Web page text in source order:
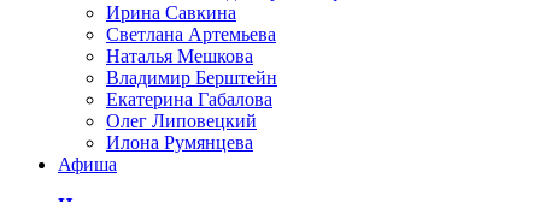
Ирина Савкина
Светлана Артемьева
Наталья Мешкова
Владимир Берштейн
Екатерина Габалова
Олег Липовецкий
Илона Румянцева
Афиша